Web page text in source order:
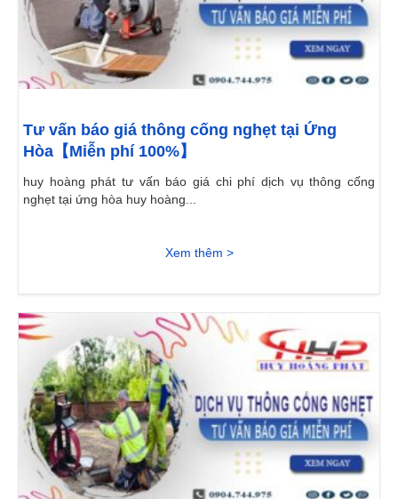
Tư vấn báo giá thông cống nghẹt tại Ứng
Hòa【Miễn phí 100%】
huy hoàng phát tư vấn báo giá chi phí dịch vụ thông cống
nghẹt tại ứng hòa huy hoàng...
Xem thêm >